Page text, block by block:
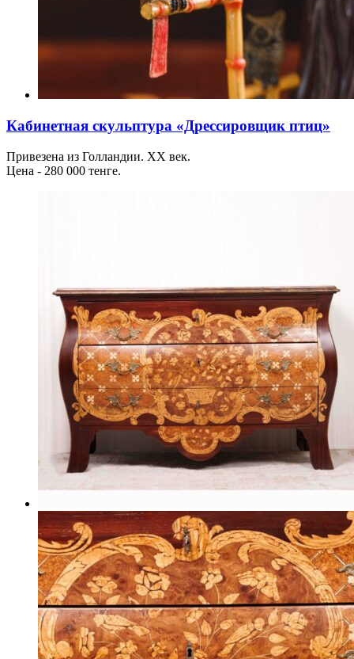
Кабинетная скульптура «Дрессировщик птиц»
Привезена из Голландии. ХХ век.
Цена - 280 000 тенге.